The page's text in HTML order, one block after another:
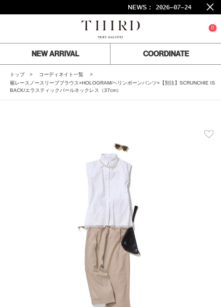
NEWS : 2026-07-24 26SS
0
NEW ARRIVAL COORDINATE
トップ
コーディネイト一覧
裾レースノースリーブブラウス×HOLOGRAM/ヘリンボーンパンツ×【別注】SCRUNCHIE IS
BACK/エラスティックパールネックレス（37cm）